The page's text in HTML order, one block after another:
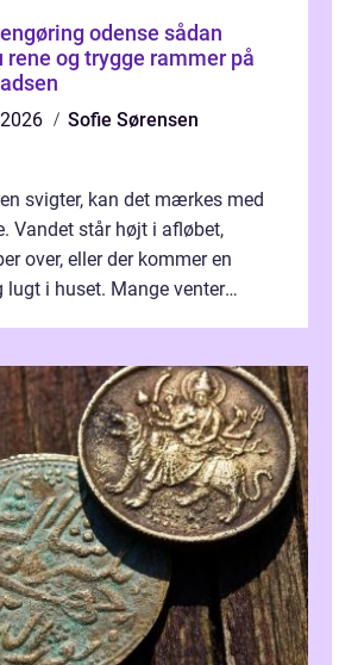
odense sådan
rene og trygge rammer på
Sofie Sørensen
svigter, kan det mærkes med
Vandet står højt i afløbet,
over, eller der kommer en
lugt i huset. Mange venter